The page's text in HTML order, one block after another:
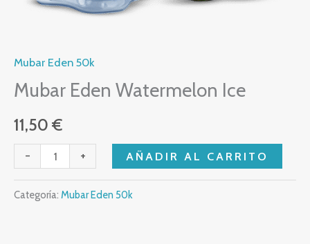
Mubar Eden 50k
Mubar Eden Watermelon Ice
11,50 €
- + AÑADIR AL CARRITO
Categoría: Mubar Eden 50k